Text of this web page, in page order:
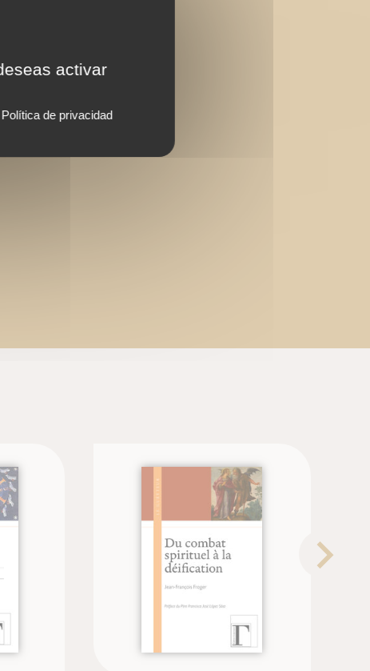
activar
Política de privacidad